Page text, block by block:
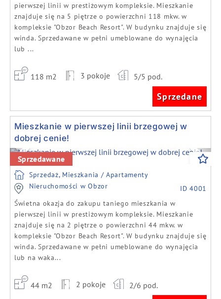
pierwszej linii w prestiżowym kompleksie. Mieszkanie
znajduje się na 5 piętrze o powierzchni 118 mkw. w
kompleksie "Obzor Beach Resort". W budynku znajduje się
winda. Sprzedawane w pełni umeblowane do wynajęcia
lub ...
118 m2 3 pokoje 5/5 pod.
Sprzedane
Mieszkanie w pierwszej linii brzegowej w
dobrej cenie!
Previous Next
Sprzedawane
Sprzedaż, Mieszkania / Apartamenty
Nieruchomości w Obzor
ID 4001
Świetna okazja do zakupu taniego mieszkania w
pierwszej linii w prestiżowym kompleksie. Mieszkanie
znajduje się na 2 piętrze o powierzchni 44 mkw. w
kompleksie "Obzor Beach Resort". W budynku znajduje się
winda. Sprzedawane w pełni umeblowane do wynajęcia
lub na waka...
44 m2 2 pokoje 2/6 pod.